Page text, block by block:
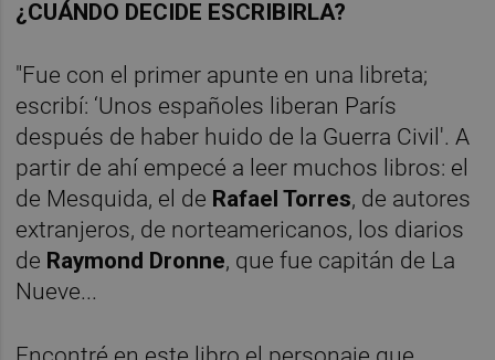
¿CUÁNDO DECIDE ESCRIBIRLA?
"Fue con el primer apunte en una libreta;
escribí: ‘Unos españoles liberan París
después de haber huido de la Guerra Civil'. A
partir de ahí empecé a leer muchos libros: el
de Mesquida, el de Rafael Torres, de autores
extranjeros, de norteamericanos, los diarios
de Raymond Dronne, que fue capitán de La
Nueve...